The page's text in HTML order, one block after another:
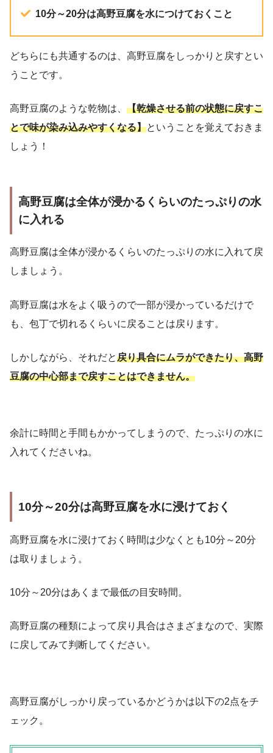
10分～20分は高野豆腐を水につけておくこと
どちらにも共通するのは、高野豆腐をしっかりと戻すとい
うことです。
高野豆腐のような乾物は、 【乾燥させる前の状態に戻すこ
とで味が染み込みやすくなる】ということを覚えておきま
しょう！
高野豆腐は全体が浸かるくらいのたっぷりの水
に入れる
高野豆腐は全体が浸かるくらいのたっぷりの水に入れて戻
しましょう。
高野豆腐は水をよく吸うので一部が浸かっているだけで
も、包丁で切れるくらいに戻ることは戻ります。
しかしながら、それだと戻り具合にムラができたり、高野
豆腐の中心部まで戻すことはできません。
余計に時間と手間もかかってしまうので、たっぷりの水に
入れてくださいね。
10分～20分は高野豆腐を水に浸けておく
高野豆腐を水に浸けておく時間は少なくとも10分～20分
は取りましょう。
10分～20分はあくまで最低の目安時間。
高野豆腐の種類によって戻り具合はさまざまなので、実際
に戻してみて判断してください。
高野豆腐がしっかり戻っているかどうかは以下の2点をチ
ェック。